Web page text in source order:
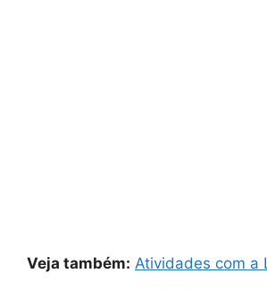
Veja também: Atividades com a